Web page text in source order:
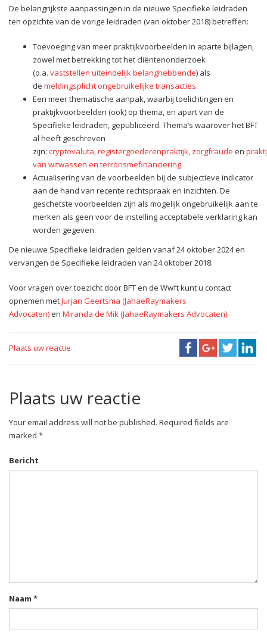
De belangrijkste aanpassingen in de nieuwe Specifieke leidraden
ten opzichte van de vorige leidraden (van oktober 2018) betreffen:
Toevoeging van meer praktijkvoorbeelden in aparte bijlagen,
zowel met betrekking tot het cliëntenonderzoek
(o.a. vaststellen uiteindelijk belanghebbende) als
de meldingsplicht ongebruikelijke transacties.
Een meer thematische aanpak, waarbij toelichtingen en
praktijkvoorbeelden (ook) op thema, en apart van de
Specifieke leidraden, gepubliceerd. Thema’s waarover het BFT
al heeft geschreven
zijn: cryptovaluta,registergoederenpraktijk, zorgfraude en
van witwassen en terrorismefinanciering.
Actualisering van de voorbeelden bij de subjectieve indicator
aan de hand van recente rechtspraak en inzichten. De
geschetste voorbeelden zijn als mogelijk ongebruikelijk aan te
merken als geen voor de instelling acceptabele verklaring kan
worden gegeven.
De nieuwe Specifieke leidraden gelden vanaf 24 oktober 2024 en
vervangen de Specifieke leidraden van 24 oktober 2018.
Voor vragen over toezicht door BFT en de Wwft kunt u contact
opnemen metJurjan Geertsma (JahaeRaymakers
Advocaten)en Miranda de Mik (JahaeRaymakers Advocaten).
Plaats uw reactie
Plaats uw reactie
Your email address will not be published. Required fields are
marked *
Bericht
Naam *